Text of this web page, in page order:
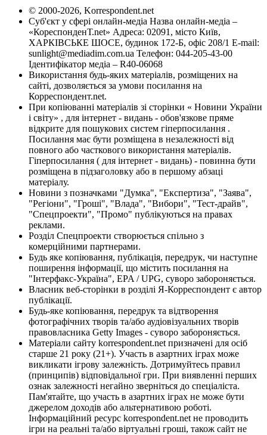
© 2000-2026, Korrespondent.net
Суб'єкт у сфері онлайн-медіа Назва онлайн-медіа –
«КореспонденТ.net» Адреса: 02091, місто Київ,
ХАРКІВСЬКЕ ШОСЕ, будинок 172-Б, офіс 208/1 E-mail:
sunlight@mediadim.com.ua Телефон: 044-205-43-00
Ідентифікатор медіа – R40-06068
Використання будь-яких матеріалів, розміщених на
сайті, дозволяється за умови посилання на
Корреспондент.net.
При копіюванні матеріалів зі сторінки « Новини України
і світу» , для інтернет - видань - обов'язкове пряме
відкрите для пошукових систем гіперпосилання .
Посилання має бути розміщена в незалежності від
повного або часткового використання матеріалів.
Гіперпосилання ( для інтернет - видань) - повинна бути
розміщена в підзаголовку або в першому абзаці
матеріалу.
Новини з позначками "Думка", "Експертиза", "Заява",
"Регіони", "Гроші", "Влада", "Вибори", "Тест-драйв",
"Спецпроекти", "Промо" публікуються на правах
реклами.
Розділ Спецпроекти створюється спільно з
комерційними партнерами.
Будь яке копіювання, публікація, передрук, чи наступне
поширення інформації, що містить посилання на
"Інтерфакс-Україна", EPA / UPG, суворо забороняється.
Власник веб-сторінки в розділі Я-Корреспондент є автор
публікації.
Будь-яке копіювання, передрук та відтворення
фотографічних творів та/або аудіовізуальних творів
правовласника Getty Images - суворо забороняється.
Матеріали сайту korrespondent.net призначені для осіб
старше 21 року (21+). Участь в азартних іграх може
викликати ігрову залежність. Дотримуйтесь правил
(принципів) відповідальної гри. При виявленні перших
ознак залежності негайно зверніться до спеціаліста.
Пам'ятайте, що участь в азартних іграх не може бути
джерелом доходів або альтернативою роботі.
Інформаційний ресурс korrespondent.net не проводить
ігри на реальні та/або віртуальні гроші, також сайт не